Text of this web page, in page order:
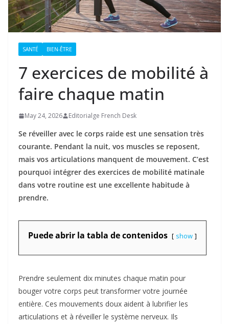
SANTÉ BIEN-ÊTRE
7 exercices de mobilité à
faire chaque matin
May 24, 2026 Editorialge French Desk
Se réveiller avec le corps raide est une sensation très
courante. Pendant la nuit, vos muscles se reposent,
mais vos articulations manquent de mouvement. C’est
pourquoi intégrer des exercices de mobilité matinale
dans votre routine est une excellente habitude à
prendre.
Puede abrir la tabla de contenidos show
Prendre seulement dix minutes chaque matin pour
bouger votre corps peut transformer votre journée
entière. Ces mouvements doux aident à lubrifier les
articulations et à réveiller le système nerveux. Ils